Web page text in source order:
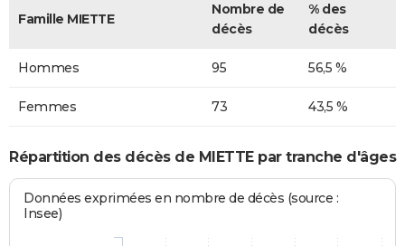
Famille MIETTE
Nombre de
décès
% des
décès
Hommes 95 56,5 %
Femmes 73 43,5 %
Répartition des décès de MIETTE par tranche d'âges
Données exprimées en nombre de décès (source :
Insee)